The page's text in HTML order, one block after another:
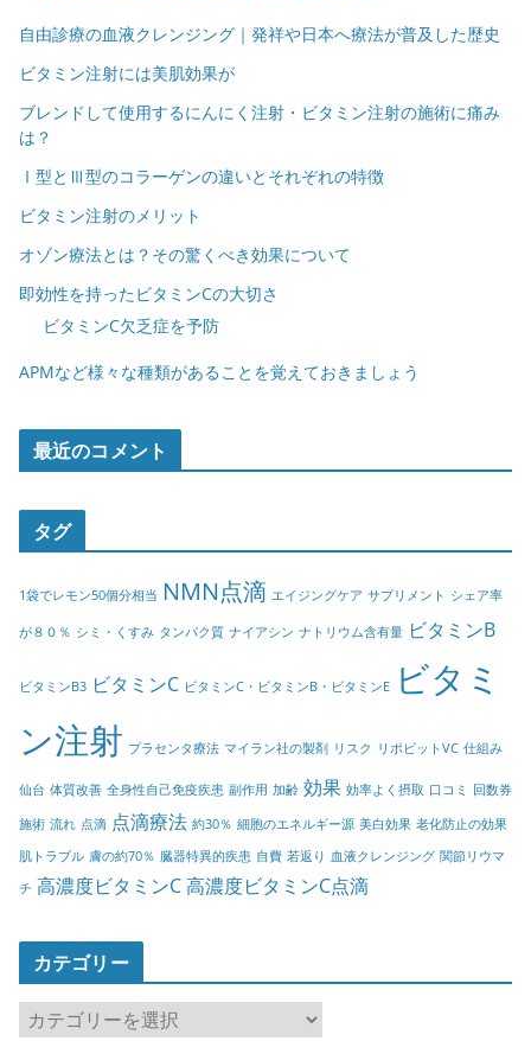
自由診療の血液クレンジング｜発祥や日本へ療法が普及した歴史
ビタミン注射には美肌効果が
ブレンドして使用するにんにく注射・ビタミン注射の施術に痛み
は？
Ⅰ型とⅢ型のコラーゲンの違いとそれぞれの特徴
ビタミン注射のメリット
オゾン療法とは？その驚くべき効果について
即効性を持ったビタミンCの大切さ
ビタミンC欠乏症を予防
APMなど様々な種類があることを覚えておきましょう
最近のコメント
タグ
1袋でレモン50個分相当 NMN点滴 エイジングケア サプリメント シェア率
が８０％ シミ・くすみ タンパク質 ナイアシン ナトリウム含有量 ビタミンB
ビタミンB3 ビタミンC ビタミンC・ビタミンB・ビタミンE
ビタミ
ン注射 プラセンタ療法 マイラン社の製剤 リスク リポビットVC 仕組み
仙台 体質改善 全身性自己免疫疾患 副作用 加齢 効果 効率よく摂取 口コミ 回数券
施術 流れ 点滴 点滴療法 約30％ 細胞のエネルギー源 美白効果 老化防止の効果
肌トラブル 膚の約70％ 臓器特異的疾患 自費 若返り 血液クレンジング 関節リウマ
チ 高濃度ビタミンC高濃度ビタミンC点滴
カテゴリー
カ